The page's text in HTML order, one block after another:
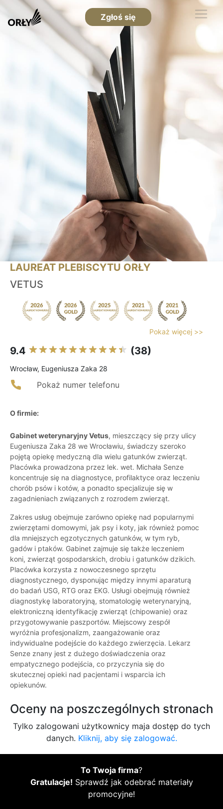
Zgłoś się
LAUREAT PLEBISCYTU ORŁY
VETUS
Pokaż więcej >>
9.4 (38)
Wrocław, Eugeniusza Zaka 28
Pokaż numer telefonu
O firmie:
Gabinet weterynaryjny Vetus, mieszczący się przy ulicy
Eugeniusza Zaka 28 we Wrocławiu, świadczy szeroko
pojętą opiekę medyczną dla wielu gatunków zwierząt.
Placówka prowadzona przez lek. wet. Michała Senze
koncentruje się na diagnostyce, profilaktyce oraz leczeniu
chorób psów i kotów, a ponadto specjalizuje się w
zagadnieniach związanych z rozrodem zwierząt.
Zakres usług obejmuje zarówno opiekę nad popularnymi
zwierzętami domowymi, jak psy i koty, jak również pomoc
dla mniejszych egzotycznych gatunków, w tym ryb,
gadów i ptaków. Gabinet zajmuje się także leczeniem
koni, zwierząt gospodarskich, drobiu i gatunków dzikich.
Placówka korzysta z nowoczesnego sprzętu
diagnostycznego, dysponując między innymi aparaturą
do badań USG, RTG oraz EKG. Usługi obejmują również
diagnostykę laboratoryjną, stomatologię weterynaryjną,
elektroniczną identyfikację zwierząt (chipowanie) oraz
przygotowywanie paszportów. Miejscowy zespół
wyróżnia profesjonalizm, zaangażowanie oraz
indywidualne podejście do każdego zwierzęcia. Lekarz
Senze znany jest z dużego doświadczenia oraz
empatycznego podejścia, co przyczynia się do
skutecznej opieki nad pacjentami i wsparcia ich
opiekunów.
Oceny na poszczególnych stronach
Tylko zalogowani użytkownicy maja dostęp do tych
danych. Kliknij, aby się zalogować.
To Twoja firma?
Gratulacje! Sprawdź jak odebrać materiały
promocyjne!